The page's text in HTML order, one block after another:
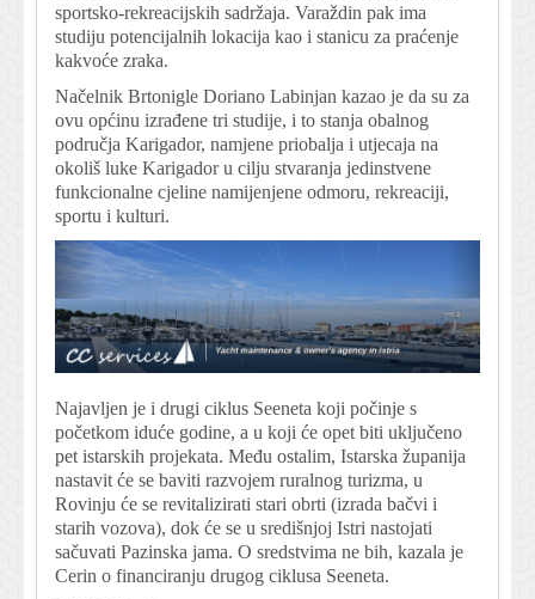
sportsko-rekreacijskih sadržaja. Varaždin pak ima
studiju potencijalnih lokacija kao i stanicu za praćenje
kakvoće zraka.
Načelnik Brtonigle Doriano Labinjan kazao je da su za
ovu općinu izrađene tri studije, i to stanja obalnog
područja Karigador, namjene priobalja i utjecaja na
okoliš luke Karigador u cilju stvaranja jedinstvene
funkcionalne cjeline namijenjene odmoru, rekreaciji,
sportu i kulturi.
Najavljen je i drugi ciklus Seeneta koji počinje s
početkom iduće godine, a u koji će opet biti uključeno
pet istarskih projekata. Među ostalim, Istarska županija
nastavit će se baviti razvojem ruralnog turizma, u
Rovinju će se revitalizirati stari obrti (izrada bačvi i
starih vozova), dok će se u središnjoj Istri nastojati
sačuvati Pazinska jama. O sredstvima ne bih, kazala je
Cerin o financiranju drugog ciklusa Seeneta.